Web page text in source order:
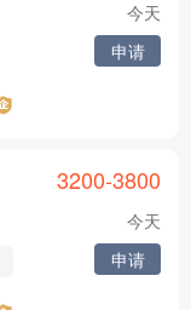
今天
申请
3200-3800
今天
申请